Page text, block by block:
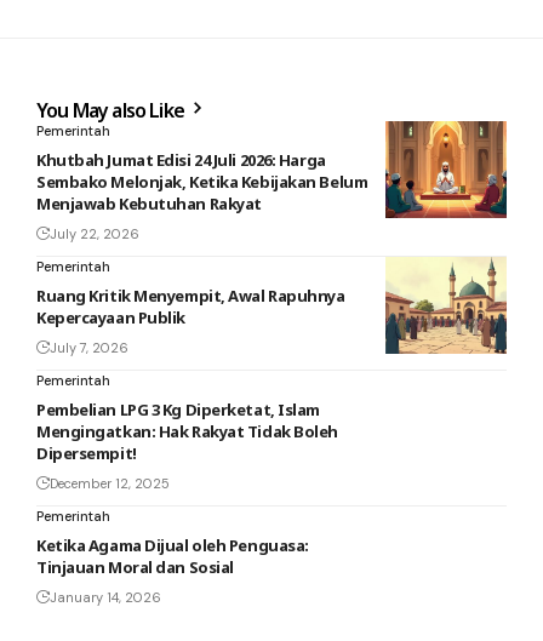
You May also Like
Pemerintah
Khutbah Jumat Edisi 24 Juli 2026: Harga
Sembako Melonjak, Ketika Kebijakan Belum
Menjawab Kebutuhan Rakyat
July 22, 2026
Pemerintah
Ruang Kritik Menyempit, Awal Rapuhnya
Kepercayaan Publik
July 7, 2026
Pemerintah
Pembelian LPG 3 Kg Diperketat, Islam
Mengingatkan: Hak Rakyat Tidak Boleh
Dipersempit!
December 12, 2025
Pemerintah
Ketika Agama Dijual oleh Penguasa:
Tinjauan Moral dan Sosial
January 14, 2026